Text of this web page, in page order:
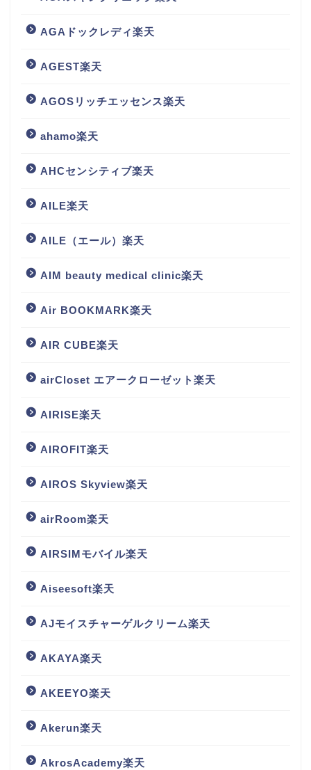
AGAドックレディ楽天
AGEST楽天
AGOSリッチエッセンス楽天
ahamo楽天
AHCセンシティブ楽天
AILE楽天
AILE（エール）楽天
AIM beauty medical clinic楽天
Air BOOKMARK楽天
AIR CUBE楽天
airCloset エアークローゼット楽天
AIRISE楽天
AIROFIT楽天
AIROS Skyview楽天
airRoom楽天
AIRSIMモバイル楽天
Aiseesoft楽天
AJモイスチャーゲルクリーム楽天
AKAYA楽天
AKEEYO楽天
Akerun楽天
AkrosAcademy楽天